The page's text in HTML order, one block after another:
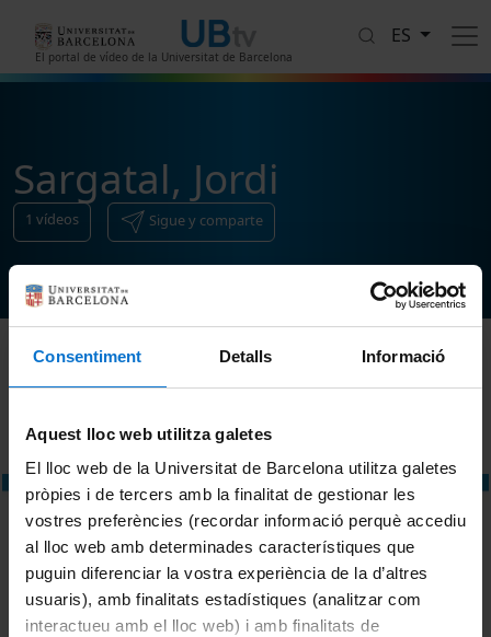
Consentiment Detalls Informació
Aquest lloc web utilitza galetes
El lloc web de la Universitat de Barcelona utilitza galetes
pròpies i de tercers amb la finalitat de gestionar les
vostres preferències (recordar informació perquè accediu
al lloc web amb determinades característiques que
puguin diferenciar la vostra experiència de la d’altres
usuaris), amb finalitats estadístiques (analitzar com
interactueu amb el lloc web) i amb finalitats de
El portal de vídeo de la Universitat de Barcelona
ES
Sargatal, Jordi
1 vídeos Sigue y comparte
Ordenar